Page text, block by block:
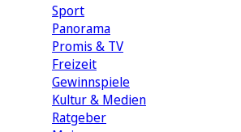
Sport
Panorama
Promis & TV
Freizeit
Gewinnspiele
Kultur & Medien
Ratgeber